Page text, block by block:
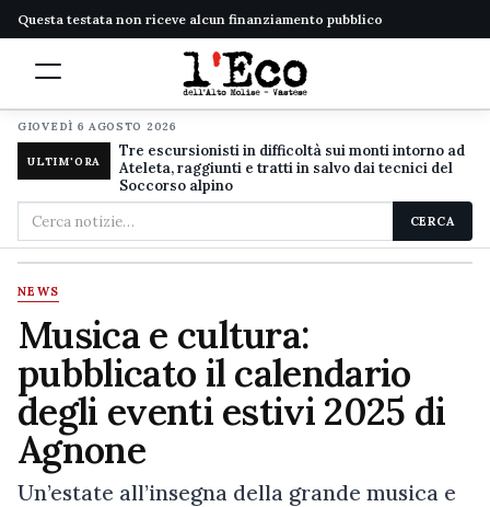
Questa testata non riceve alcun finanziamento pubblico
GIOVEDÌ 6 AGOSTO 2026
ULTIM'ORA
Tre escursionisti in difficoltà sui monti intorno ad
Ateleta, raggiunti e tratti in salvo dai tecnici del
Soccorso alpino
Cerca
nel
sito
CERCA
NEWS
Musica e cultura:
pubblicato il calendario
degli eventi estivi 2025 di
Agnone
Un’estate all’insegna della grande musica e